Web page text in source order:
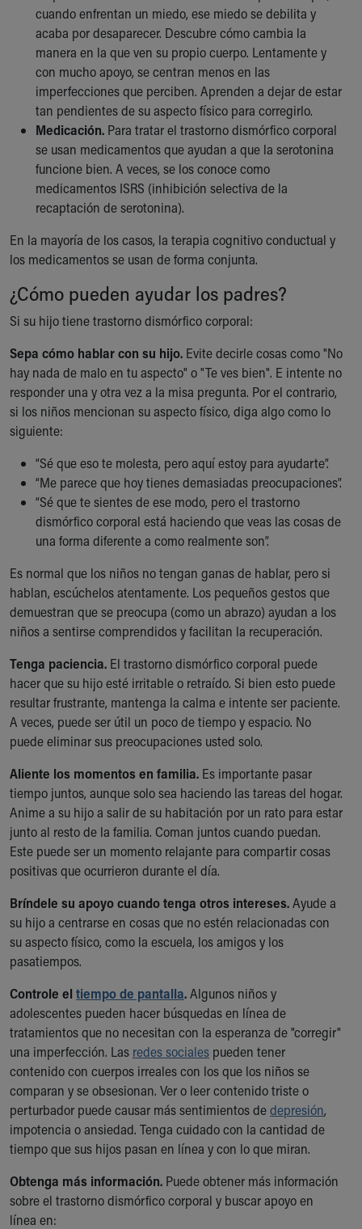
cuando enfrentan un miedo, ese miedo se debilita y
acaba por desaparecer. Descubre cómo cambia la
manera en la que ven su propio cuerpo. Lentamente y
con mucho apoyo, se centran menos en las
imperfecciones que perciben. Aprenden a dejar de estar
tan pendientes de su aspecto físico para corregirlo.
Medicación. Para tratar el trastorno dismórfico corporal
se usan medicamentos que ayudan a que la serotonina
funcione bien. A veces, se los conoce como
medicamentos ISRS (inhibición selectiva de la
recaptación de serotonina).
En la mayoría de los casos, la terapia cognitivo conductual y
los medicamentos se usan de forma conjunta.
¿Cómo pueden ayudar los padres?
Si su hijo tiene trastorno dismórfico corporal:
Sepa cómo hablar con su hijo. Evite decirle cosas como "No
hay nada de malo en tu aspecto" o "Te ves bien". E intente no
responder una y otra vez a la misa pregunta. Por el contrario,
si los niños mencionan su aspecto físico, diga algo como lo
siguiente:
“Sé que eso te molesta, pero aquí estoy para ayudarte”.
“Me parece que hoy tienes demasiadas preocupaciones”.
“Sé que te sientes de ese modo, pero el trastorno
dismórfico corporal está haciendo que veas las cosas de
una forma diferente a como realmente son”.
Es normal que los niños no tengan ganas de hablar, pero si
hablan, escúchelos atentamente. Los pequeños gestos que
demuestran que se preocupa (como un abrazo) ayudan a los
niños a sentirse comprendidos y facilitan la recuperación.
Tenga paciencia. El trastorno dismórfico corporal puede
hacer que su hijo esté irritable o retraído. Si bien esto puede
resultar frustrante, mantenga la calma e intente ser paciente.
A veces, puede ser útil un poco de tiempo y espacio. No
puede eliminar sus preocupaciones usted solo.
Aliente los momentos en familia. Es importante pasar
tiempo juntos, aunque solo sea haciendo las tareas del hogar.
Anime a su hijo a salir de su habitación por un rato para estar
junto al resto de la familia. Coman juntos cuando puedan.
Este puede ser un momento relajante para compartir cosas
positivas que ocurrieron durante el día.
Bríndele su apoyo cuando tenga otros intereses.Ayude a
su hijo a centrarse en cosas que no estén relacionadas con
su aspecto físico, como la escuela, los amigos y los
pasatiempos.
Controle el tiempo de pantalla.Algunos niños y
adolescentes pueden hacer búsquedas en línea de
tratamientos que no necesitan con la esperanza de "corregir"
una imperfección. Las redes sociales pueden tener
contenido con cuerpos irreales con los que los niños se
comparan y se obsesionan. Ver o leer contenido triste o
perturbador puede causar más sentimientos dedepresión,
impotencia o ansiedad. Tenga cuidado con la cantidad de
tiempo que sus hijos pasan en línea y con lo que miran.
Obtenga más información. Puede obtener más información
sobre el trastorno dismórfico corporal y buscar apoyo en
línea en: